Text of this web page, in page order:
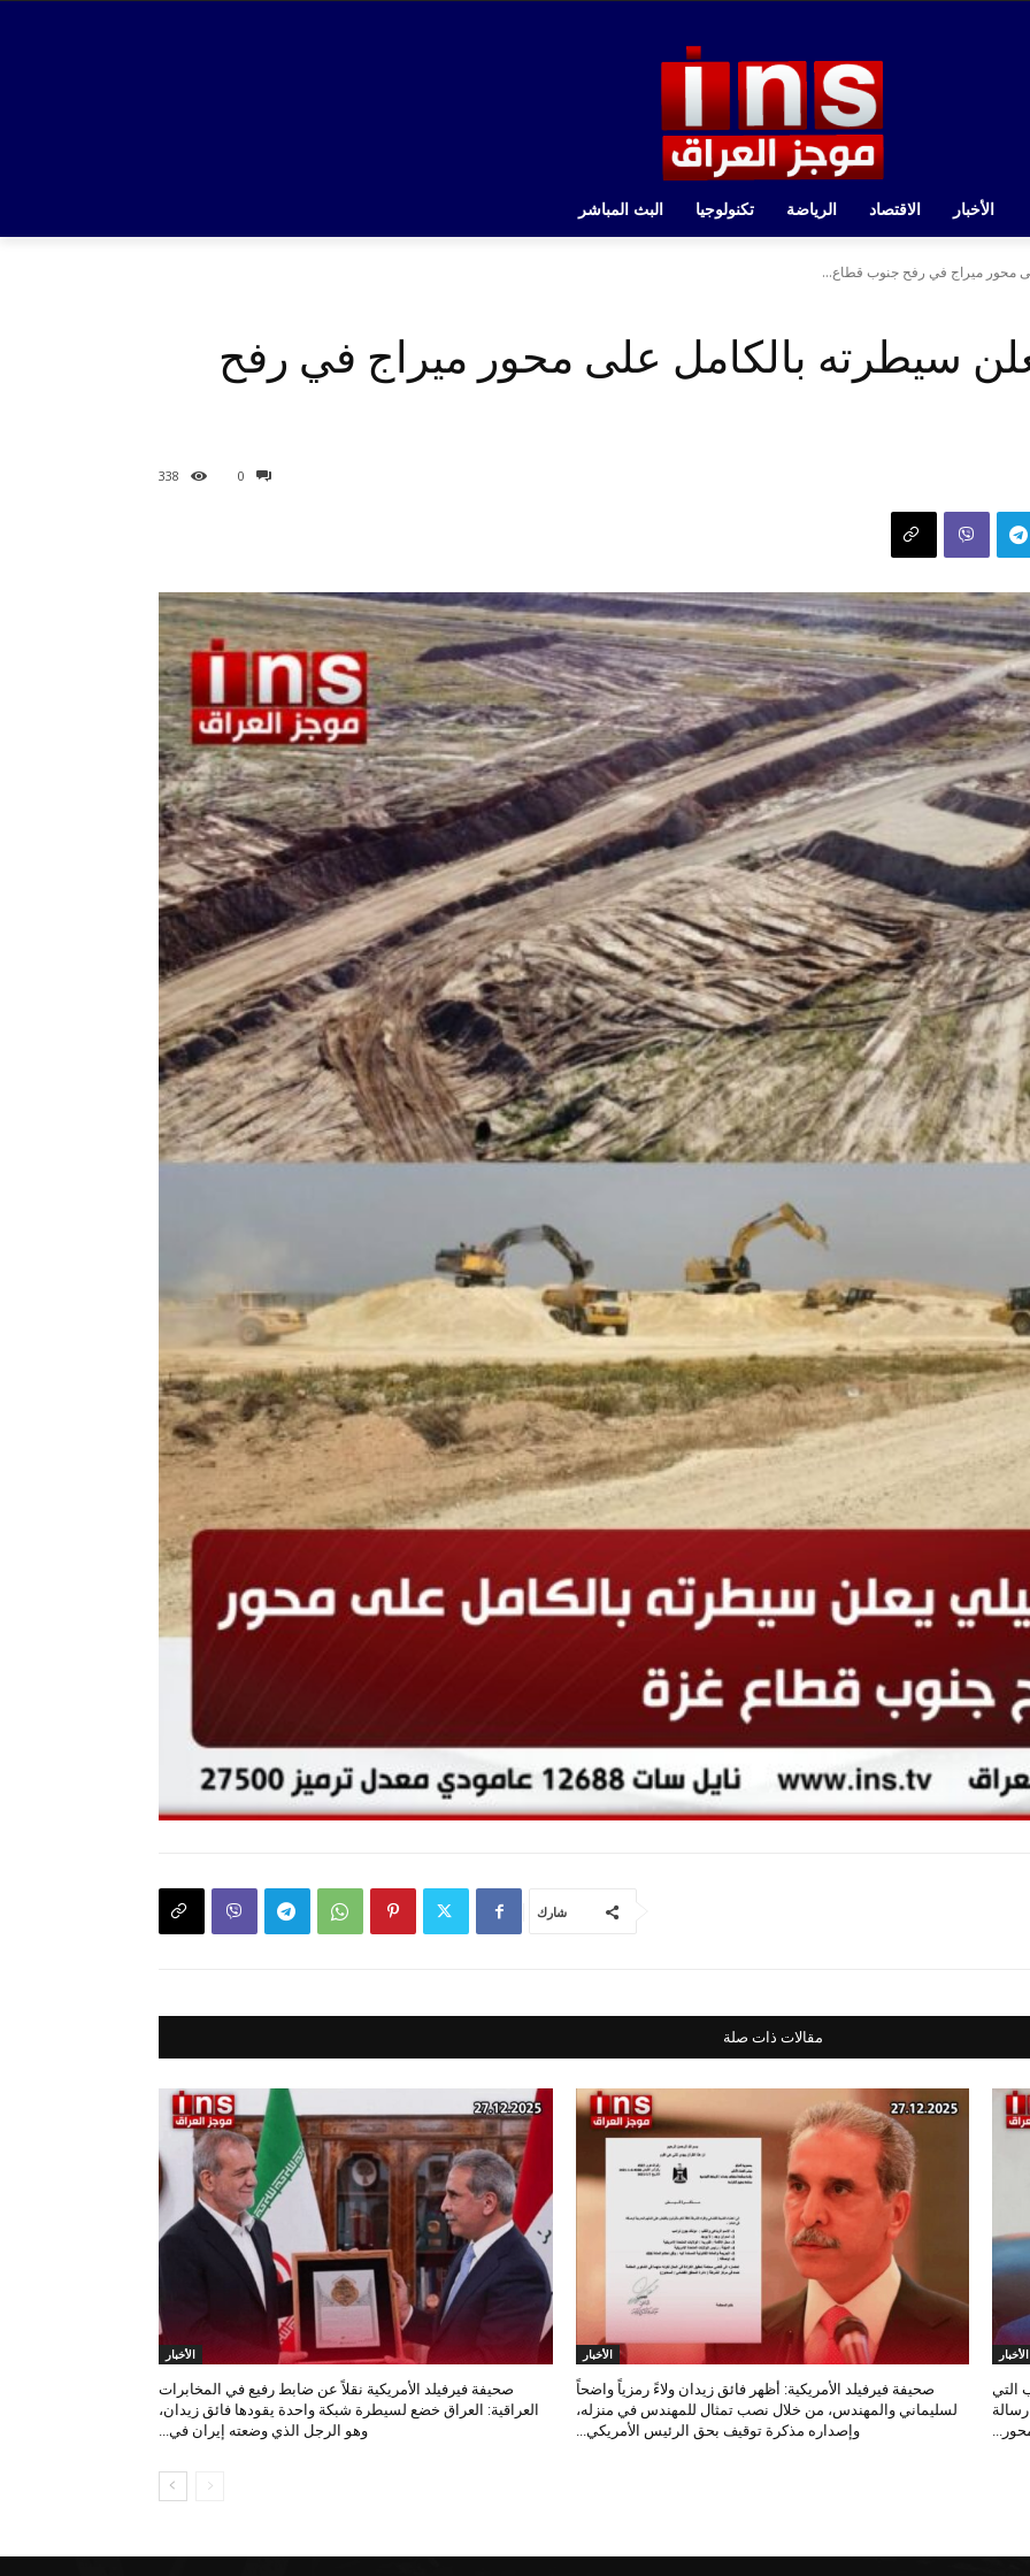
الأخبار الاقتصاد الرياضة تكنولوجيا البث المباشر
محور ميراج في رفح جنوب قطاع...
سيطرته بالكامل على محور ميراج في رفح
0
338
شارك
مقالات ذات صلة
الأخبار
التي
الأخبار
صحيفة فيرفيلد الأمريكية: أظهر فائق زيدان ولاءً رمزياً واضحاً
لسليماني والمهندس، من خلال نصب تمثال للمهندس في منزله،
وإصداره مذكرة توقيف بحق الرئيس الأمريكي...
الأخبار
صحيفة فيرفيلد الأمريكية نقلاً عن ضابط رفيع في المخابرات
العراقية: العراق خضع لسيطرة شبكة واحدة يقودها فائق زيدان،
وهو الرجل الذي وضعته إيران في...